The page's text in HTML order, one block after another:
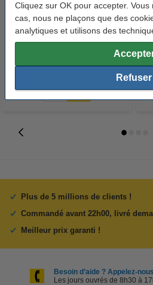
Cliquez sur OK pour accepter. Vous
cas, nous ne plaçons que des
analytiques et utilisons des
Refuser
Clairefontaine papier couleur 80
g/m² A4 (100 feuilles) - rouge
Plus de 5 millions de clients !
Commandé avant 22h00, livré
Meilleur prix garanti !
Besoin d’aide ? Appelez-
Les jours ouvrés de 8h30 à